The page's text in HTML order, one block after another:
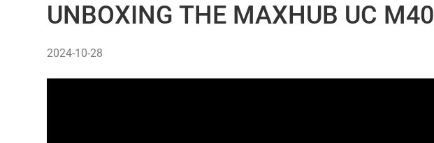
UNBOXING THE MAXHUB UC M40
2024-10-28